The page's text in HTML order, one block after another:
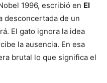
1996, escribió en El
desconcertada de un
El gato ignora la idea
la ausencia. En esa
brutal lo que significa el